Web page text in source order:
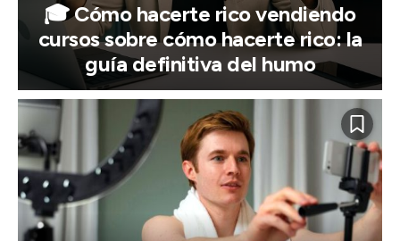
🎓 Cómo hacerte rico vendiendo
cursos sobre cómo hacerte rico: la
guía definitiva del humo